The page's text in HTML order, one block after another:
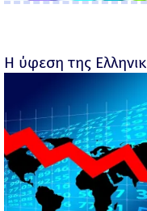
Η ύφεση της